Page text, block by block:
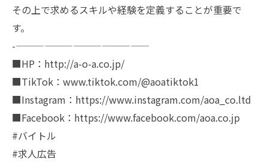
その上で求めるスキルや経験を定義することが重要で
す。
-——————————————
■HP：http://a-o-a.co.jp/
■TikTok：www.tiktok.com/@aoatiktok1
■Instagram：https://www.instagram.com/aoa_co.ltd
■Facebook：https://www.facebook.com/aoa.co.jp
#バイトル
#求人広告